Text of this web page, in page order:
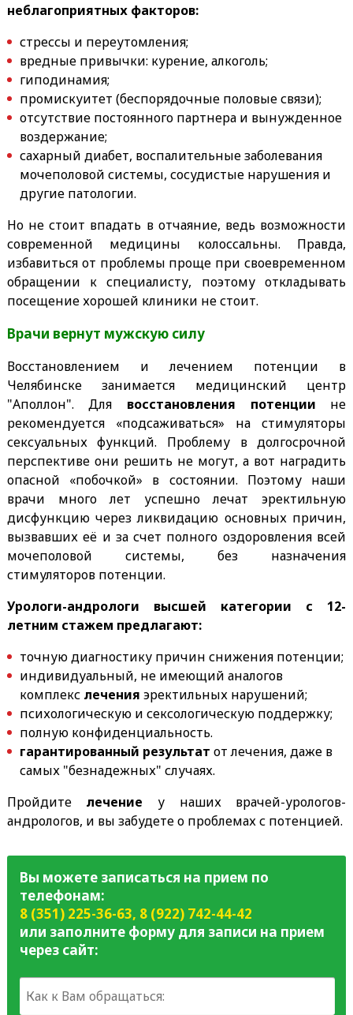
неблагоприятных факторов:
стрессы и переутомления;
вредные привычки: курение, алкоголь;
гиподинамия;
промискуитет (беспорядочные половые связи);
отсутствие постоянного партнера и вынужденное
воздержание;
сахарный диабет, воспалительные заболевания
мочеполовой системы, сосудистые нарушения и
другие патологии.
Но не стоит впадать в отчаяние, ведь возможности
современной медицины колоссальны. Правда,
избавиться от проблемы проще при своевременном
обращении к специалисту, поэтому откладывать
посещение хорошей клиники не стоит.
Врачи вернут мужскую силу
Восстановлением и лечением потенции в
Челябинске занимается медицинский центр
"Аполлон". Для восстановления потенции не
рекомендуется «подсаживаться» на стимуляторы
сексуальных функций. Проблему в долгосрочной
перспективе они решить не могут, а вот наградить
опасной «побочкой» в состоянии. Поэтому наши
врачи много лет успешно лечат эректильную
дисфункцию через ликвидацию основных причин,
вызвавших её и за счет полного оздоровления всей
мочеполовой системы, без назначения
стимуляторов потенции.
Урологи-андрологи высшей категории с 12-
летним стажем предлагают:
точную диагностику причин снижения потенции;
индивидуальный, не имеющий аналогов
комплекс лечения эректильных нарушений;
психологическую и сексологическую поддержку;
полную конфиденциальность.
гарантированный результат от лечения, даже в
самых "безнадежных" случаях.
Пройдите лечение у наших врачей-урологов-
андрологов, и вы забудете о проблемах с потенцией.
Вы можете записаться на прием по
телефонам:
8 (351) 225-36-63, 8 (922) 742-44-42
или заполните форму для записи на прием
через сайт: